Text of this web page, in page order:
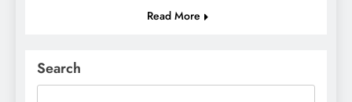
Read More
Search